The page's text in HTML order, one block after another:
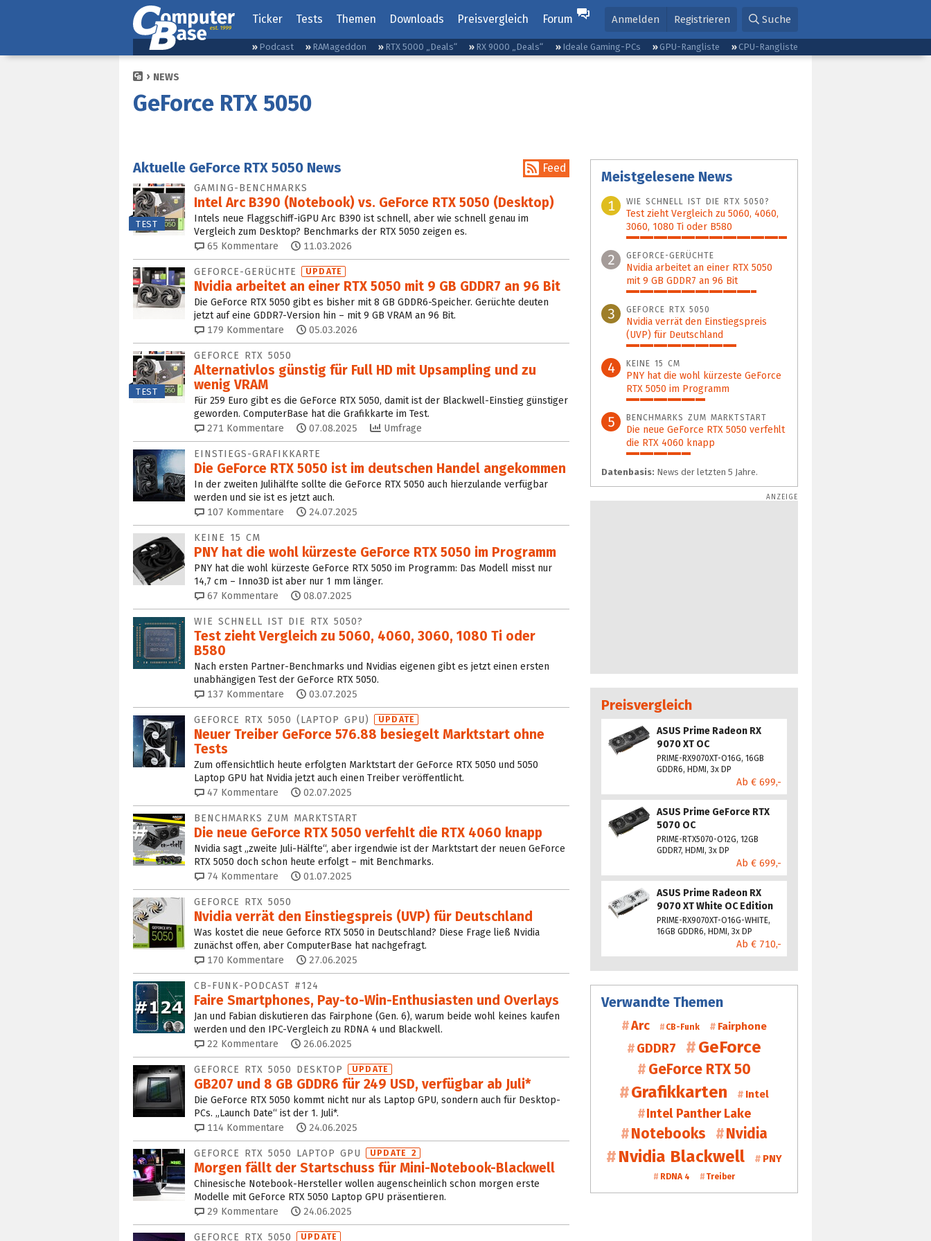
Ticker Tests Themen Downloads Preisvergleich Forum Anmelden Registrieren Suche
Podcast RAMageddon RTX 5000 „Deals“ RX 9000 „Deals“ Ideale Gaming-PCs GPU-Rangliste CPU-Rangliste
NEWS
GeForce RTX 5050
Aktuelle GeForce RTX 5050 News Feed
TEST
GAMING-BENCHMARKS
Intel Arc B390 (Notebook) vs. GeForce RTX 5050 (Desktop)
Intels neue Flaggschiff-iGPU Arc B390 ist schnell, aber wie schnell genau im
Vergleich zum Desktop? Benchmarks der RTX 5050 zeigen es.
65 Kommentare 11.03.2026
GEFORCE-GERÜCHTE UPDATE
Nvidia arbeitet an einer RTX 5050 mit 9 GB GDDR7 an 96 Bit
Die GeForce RTX 5050 gibt es bisher mit 8 GB GDDR6-Speicher. Gerüchte deuten
jetzt auf eine GDDR7-Version hin – mit 9 GB VRAM an 96 Bit.
179 Kommentare 05.03.2026
TEST
GEFORCE RTX 5050
Alternativlos günstig für Full HD mit Upsampling und zu
wenig VRAM
Für 259 Euro gibt es die GeForce RTX 5050, damit ist der Blackwell-Einstieg günstiger
geworden. ComputerBase hat die Grafikkarte im Test.
271 Kommentare 07.08.2025 Umfrage
EINSTIEGS-GRAFIKKARTE
Die GeForce RTX 5050 ist im deutschen Handel angekommen
In der zweiten Julihälfte sollte die GeForce RTX 5050 auch hierzulande verfügbar
werden und sie ist es jetzt auch.
107 Kommentare 24.07.2025
KEINE 15 CM
PNY hat die wohl kürzeste GeForce RTX 5050 im Programm
PNY hat die wohl kürzeste GeForce RTX 5050 im Programm: Das Modell misst nur
14,7 cm – Inno3D ist aber nur 1 mm länger.
67 Kommentare 08.07.2025
WIE SCHNELL IST DIE RTX 5050?
Test zieht Vergleich zu 5060, 4060, 3060, 1080 Ti oder
B580
Nach ersten Partner-Benchmarks und Nvidias eigenen gibt es jetzt einen ersten
unabhängigen Test der GeForce RTX 5050.
137 Kommentare 03.07.2025
GEFORCE RTX 5050 (LAPTOP GPU) UPDATE
Neuer Treiber GeForce 576.88 besiegelt Marktstart ohne
Tests
Zum offensichtlich heute erfolgten Marktstart der GeForce RTX 5050 und 5050
Laptop GPU hat Nvidia jetzt auch einen Treiber veröffentlicht.
47 Kommentare 02.07.2025
BENCHMARKS ZUM MARKTSTART
Die neue GeForce RTX 5050 verfehlt die RTX 4060 knapp
Nvidia sagt „zweite Juli-Hälfte“, aber irgendwie ist der Marktstart der neuen GeForce
RTX 5050 doch schon heute erfolgt – mit Benchmarks.
74 Kommentare 01.07.2025
GEFORCE RTX 5050
Nvidia verrät den Einstiegspreis (UVP) für Deutschland
Was kostet die neue Geforce RTX 5050 in Deutschland? Diese Frage ließ Nvidia
zunächst offen, aber ComputerBase hat nachgefragt.
170 Kommentare 27.06.2025
CB-FUNK-PODCAST #124
Faire Smartphones, Pay-to-Win-Enthusiasten und Overlays
Jan und Fabian diskutieren das Fairphone (Gen. 6), warum beide wohl keines kaufen
werden und den IPC-Vergleich zu RDNA 4 und Blackwell.
22 Kommentare 26.06.2025
GEFORCE RTX 5050 DESKTOP UPDATE
GB207 und 8 GB GDDR6 für 249 USD, verfügbar ab Juli*
Die GeForce RTX 5050 kommt nicht nur als Laptop GPU, sondern auch für Desktop-
PCs. „Launch Date“ ist der 1. Juli*.
114 Kommentare 24.06.2025
GEFORCE RTX 5050 LAPTOP GPU UPDATE 2
Morgen fällt der Startschuss für Mini-Notebook-Blackwell
Chinesische Notebook-Hersteller wollen augenscheinlich schon morgen erste
Modelle mit GeForce RTX 5050 Laptop GPU präsentieren.
29 Kommentare 24.06.2025
GEFORCE RTX 5050 UPDATE
Meistgelesene News
1
WIE SCHNELL IST DIE RTX 5050?
Test zieht Vergleich zu 5060, 4060,
3060, 1080 Ti oder B580
100%
2 GEFORCE-GERÜCHTE
Nvidia arbeitet an einer RTX 5050
mit 9 GB GDDR7 an 96 Bit
81%
3 GEFORCE RTX 5050
Nvidia verrät den Einstiegspreis
(UVP) für Deutschland
69%
4 KEINE 15 CM
PNY hat die wohl kürzeste GeForce
RTX 5050 im Programm
49%
5 BENCHMARKS ZUM MARKTSTART
Die neue GeForce RTX 5050 verfehlt
die RTX 4060 knapp
40%
Datenbasis: News der letzten 5 Jahre.
Preisvergleich
ASUS Prime Radeon RX
9070 XT OC
PRIME-RX9070XT-O16G, 16GB
GDDR6, HDMI, 3x DP
Ab € 699,-
ASUS Prime GeForce RTX
5070 OC
PRIME-RTX5070-O12G, 12GB
GDDR7, HDMI, 3x DP
Ab € 699,-
ASUS Prime Radeon RX
9070 XT White OC Edition
PRIME-RX9070XT-O16G-WHITE,
16GB GDDR6, HDMI, 3x DP
Ab € 710,-
Verwandte Themen
Arc CB-Funk Fairphone
GDDR7 GeForce
GeForce RTX 50
Grafikkarten Intel
Intel Panther Lake
Notebooks Nvidia
Nvidia Blackwell PNY
RDNA 4 Treiber